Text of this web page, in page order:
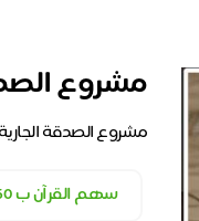
مشروع
مشروع الصدقة
سهم القرآن ب 50 ريال